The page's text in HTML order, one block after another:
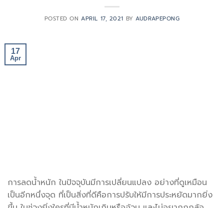
POSTED ONAPRIL 17, 2021 BYAUDRAPEPONG
17
Apr
การลดน้ำหนัก ในปัจจุบันมีการเปลี่ยนแปลง อย่างที่ดูเหมือน
เป็นอีกหนึ่งจุด ที่เป็นสิ่งที่ดีคือการปรับให้มีการประหยัดมากยิ่ง